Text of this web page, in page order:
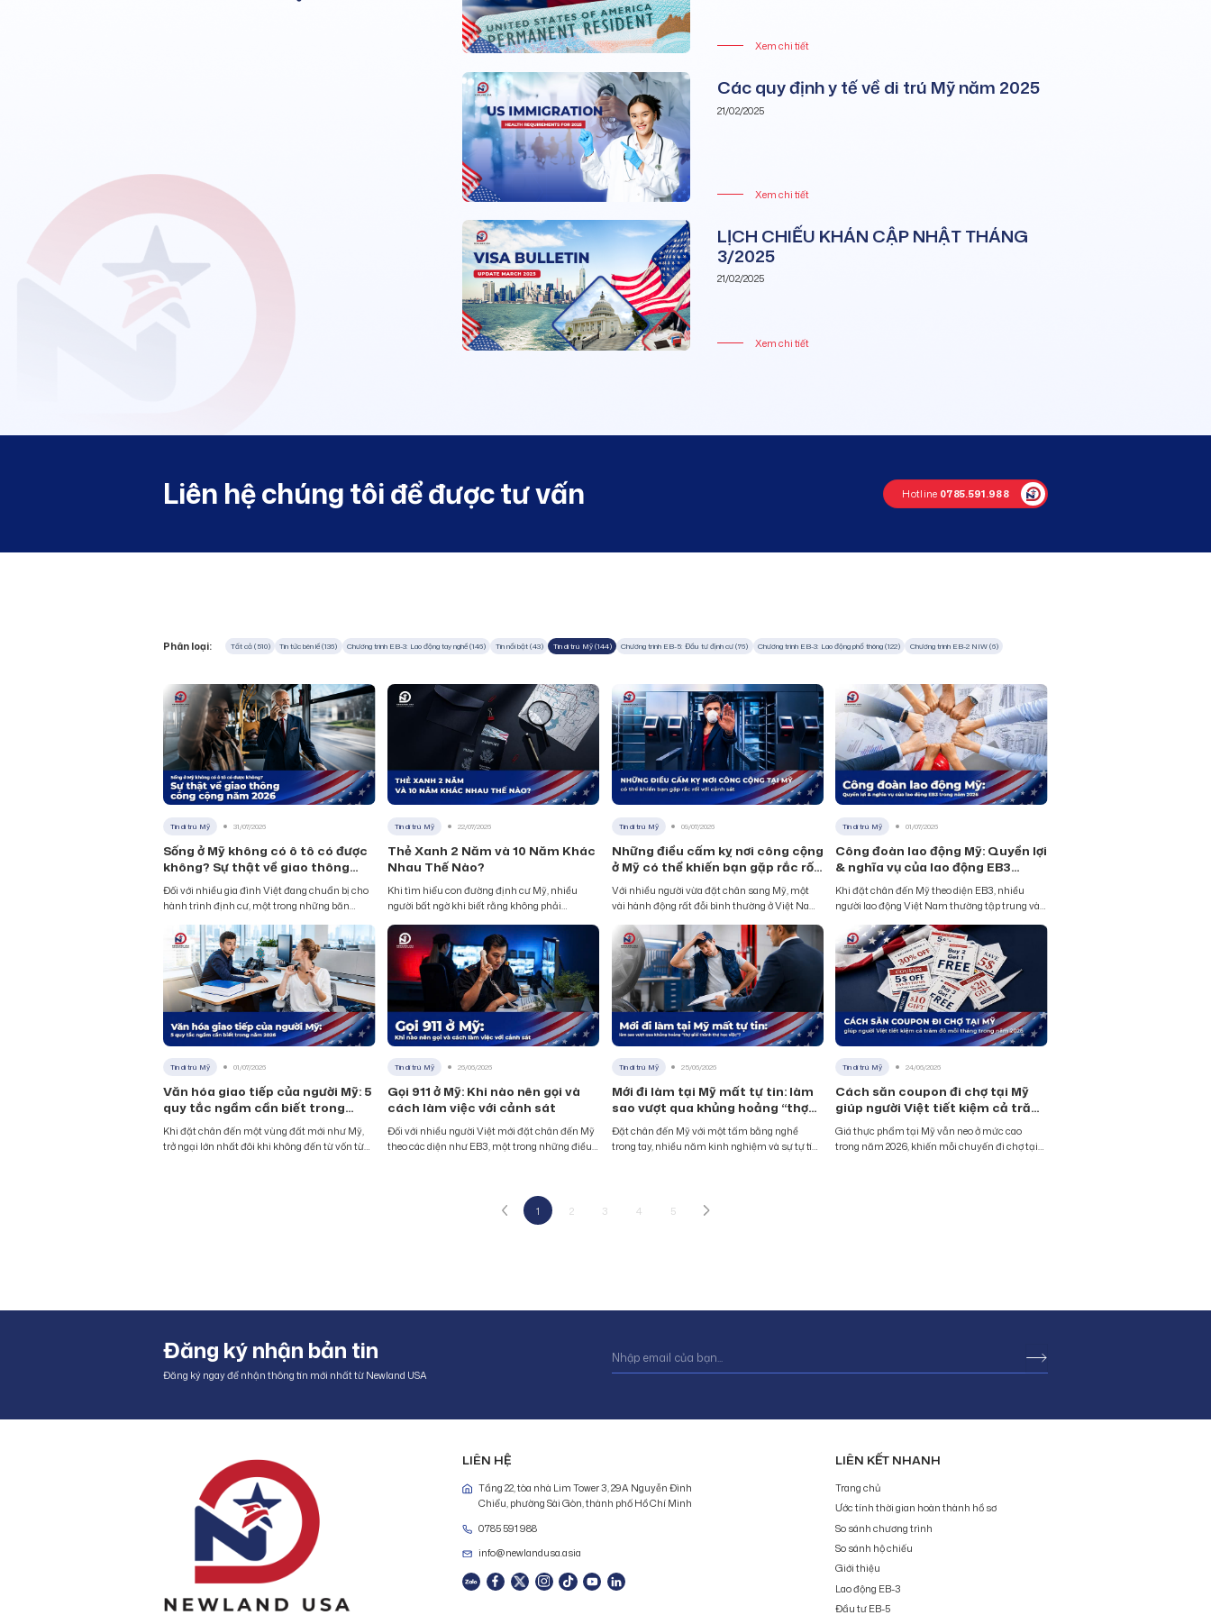
Xem chi tiết
Các quy định y tế về di trú Mỹ năm 2025
21/02/2025
Xem chi tiết
LỊCH CHIẾU KHÁN CẬP NHẬT THÁNG
3/2025
21/02/2025
Xem chi tiết
Liên hệ chúng tôi để được tư vấn Hotline 0785.591.988
Phân loại: Tất cả (510) Tin tức bên lề (136) Chương trình EB-3: Lao động tay nghề (146) Tin nổi bật (43) Tin di trú Mỹ (144) Chương trình EB-5: Đầu tư định cư (76) Chương trình EB-3: Lao động phổ thông (122) Chương trình EB-2 NIW (6)
Tin di trú Mỹ 31/07/2026
Sống ở Mỹ không có ô tô có được
không? Sự thật về giao thông
công cộng năm 2026
Đối với nhiều gia đình Việt đang chuẩn bị cho
hành trình định cư, một trong những băn
không có ô tô có khả thi hay không. Nước Mỹ
từ lâu gắn liền với hình ảnh của những xa lộ
dài và văn hóa lái xe, nên
Tin di trú Mỹ 22/07/2026
Thẻ Xanh 2 Năm và 10 Năm Khác
Nhau Thế Nào?
Khi tìm hiểu con đường định cư Mỹ, nhiều
người bất ngờ khi biết rằng không phải
người được cấp thẻ hai năm, có người lại nhận
ngay tấm thẻ xanh 10 năm. Sự khác biệt này
không đơn thuần là con số in trên thẻ, mà
phản
Tin di trú Mỹ 09/07/2026
Những điều cấm kỵ nơi công cộng
ở Mỹ có thể khiến bạn gặp rắc rối
với cảnh sát
Với nhiều người vừa đặt chân sang Mỹ, một
vài hành động rất đỗi bình thường ở Việt Nam
nhắc nhở, phạt tiền hoặc thậm chí bị tạm giữ.
Hệ thống luật pháp Mỹ được xây dựng theo
từng tiểu bang, quận và
Tin di trú Mỹ 01/07/2026
Công đoàn lao động Mỹ: Quyền lợi
& nghĩa vụ của lao động EB3
trong năm 2026
Khi đặt chân đến Mỹ theo diện EB3, nhiều
người lao động Việt Nam thường tập trung vào
của mình có thể đã được bảo vệ bởi một đơn
vị lâu đời: công đoàn lao động Mỹ. Hiểu rõ cách
thức hoạt động của công đoàn
Tin di trú Mỹ 01/07/2026
Văn hóa giao tiếp của người Mỹ: 5
quy tắc ngầm cần biết trong
năm 2026
Khi đặt chân đến một vùng đất mới như Mỹ,
trở ngại lớn nhất đôi khi không đến từ vốn từ
Tin di trú Mỹ 26/06/2026
Gọi 911 ở Mỹ: Khi nào nên gọi và
cách làm việc với cảnh sát
Đối với nhiều người Việt mới đặt chân đến Mỹ
theo các diện như EB3, một trong những điều
cận cảnh sát, cứu hỏa và cấp cứu y tế
Tin di trú Mỹ 25/06/2026
Mới đi làm tại Mỹ mất tự tin: làm
sao vượt qua khủng hoảng “thợ
giỏi thành thợ học việc”?
Đặt chân đến Mỹ với một tấm bằng nghề
trong tay, nhiều năm kinh nghiệm và sự tự tin
“thợ giỏi” được đồng nghiệp nể trọng,
Tin di trú Mỹ 24/06/2026
Cách săn coupon đi chợ tại Mỹ
giúp người Việt tiết kiệm cả trăm
đô mỗi tháng trong năm 2026
Giá thực phẩm tại Mỹ vẫn neo ở mức cao
trong năm 2026, khiến mỗi chuyến đi chợ tại
1 2 3 4 5
Đăng ký nhận bản tin
Đăng ký ngay để nhận thông tin mới nhất từ Newland USA
LIÊN HỆ
Tầng 22, tòa nhà Lim Tower 3, 29A Nguyễn Đình
Chiểu, phường Sài Gòn, thành phố Hồ Chí Minh
0785 591 988
info@newlandusa.asia
LIÊN KẾT NHANH
Trang chủ
Ước tính thời gian hoàn thành hồ sơ
So sánh chương trình
So sánh hộ chiếu
Giới thiệu
Lao động EB-3
Đầu tư EB-5